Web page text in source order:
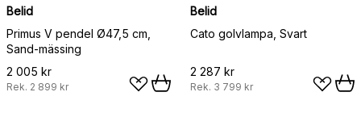
Belid
Primus V pendel Ø47,5 cm,
Sand-mässing
2 005 kr
Rek. 2 899 kr
Belid
Cato golvlampa, Svart
2 287 kr
Rek. 3 799 kr